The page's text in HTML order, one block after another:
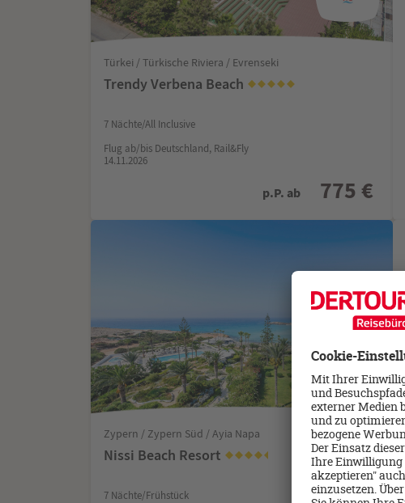
Türkei / Türkische Riviera / Evrenseki
Trendy Verbena Beach
7 Nächte/All Inclusive
Flug ab/bis Deutschland, Rail&Fly
14.11.2026
p.P. ab 775 €
Zypern / Zypern Süd / Ayia Napa
Nissi Beach Resort
7 Nächte/Frühstück